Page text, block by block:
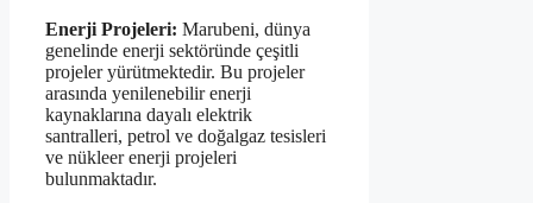
Enerji Projeleri: Marubeni, dünya
genelinde enerji sektöründe çeşitli
projeler yürütmektedir. Bu projeler
arasında yenilenebilir enerji
kaynaklarına dayalı elektrik
santralleri, petrol ve doğalgaz tesisleri
ve nükleer enerji projeleri
bulunmaktadır.